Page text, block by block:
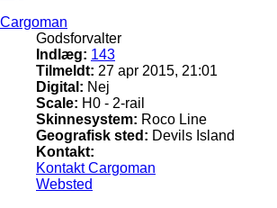
Cargoman
Godsforvalter
Indlæg: 143
Tilmeldt: 27 apr 2015, 21:01
Digital: Nej
Scale: H0 - 2-rail
Skinnesystem: Roco Line
Geografisk sted: Devils Island
Kontakt:
Kontakt Cargoman
Websted